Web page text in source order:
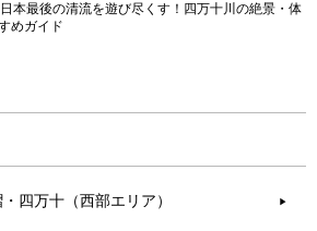
本最後の清流を遊び尽くす！四万十川の絶景・体
めガイド
四万十（西部エリア） ▶︎